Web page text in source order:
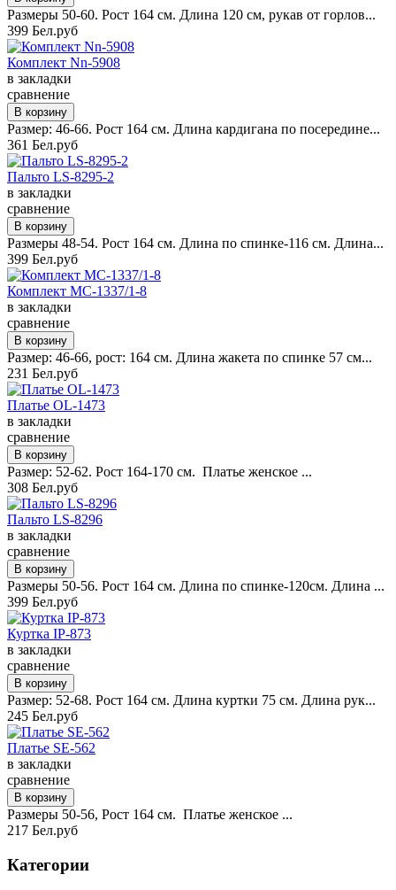
Размеры 50-60. Рост 164 см. Длина 120 см, рукав от горлов...
399 Бел.руб
Комплект Nn-5908
в закладки
сравнение
Размер: 46-66. Рост 164 см. Длина кардигана по посередине...
361 Бел.руб
Пальто LS-8295-2
в закладки
сравнение
Размеры 48-54. Рост 164 см. Длина по спинке-116 см. Длина...
399 Бел.руб
Комплект MC-1337/1-8
в закладки
сравнение
Размер: 46-66, рост: 164 см. Длина жакета по спинке 57 см...
231 Бел.руб
Платье OL-1473
в закладки
сравнение
Размер: 52-62. Рост 164-170 см. Платье женское ...
308 Бел.руб
Пальто LS-8296
в закладки
сравнение
Размеры 50-56. Рост 164 см. Длина по спинке-120см. Длина ...
399 Бел.руб
Куртка IP-873
в закладки
сравнение
Размер: 52-68. Рост 164 см. Длина куртки 75 см. Длина рук...
245 Бел.руб
Платье SE-562
в закладки
сравнение
Размеры 50-56, Рост 164 см. Платье женское ...
217 Бел.руб
Категории